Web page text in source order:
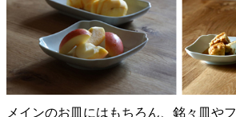
メインのお皿にはもちろん、銘々皿や